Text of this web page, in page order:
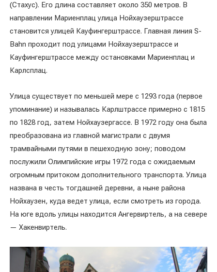
(Стахус). Его длина составляет около 350 метров. В
направлении Мариенплац улица Нойхаузерштрассе
становится улицей Кауфингерштрассе. Главная линия S-
Bahn проходит под улицами Нойхаузерштрассе и
Кауфингерштрассе между остановками Мариенплац и
Карлсплац.
Улица существует по меньшей мере с 1293 года (первое
упоминание) и называлась Карлштрассе примерно с 1815
по 1828 год, затем Нойхаузергассе. В 1972 году она была
преобразована из главной магистрали с двумя
трамвайными путями в пешеходную зону; поводом
послужили Олимпийские игры 1972 года с ожидаемым
огромным притоком дополнительного транспорта. Улица
названа в честь тогдашней деревни, а ныне района
Нойхаузен, куда ведет улица, если смотреть из города.
На юге вдоль улицы находится Ангервиртель, а на севере
— Хакенвиртель.